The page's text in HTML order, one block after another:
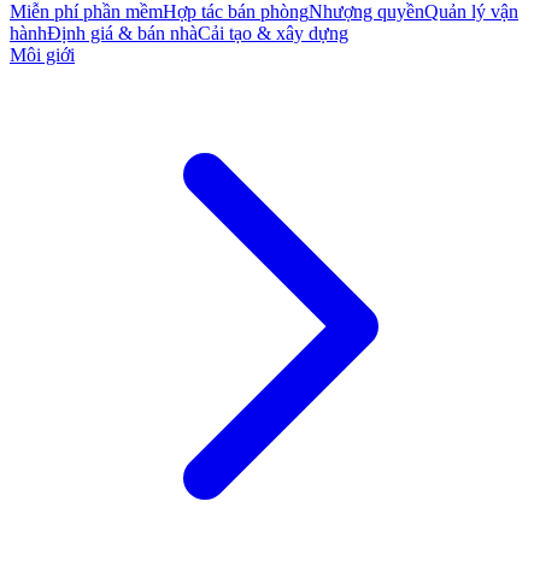
Miễn phí phần mềmHợp tác bán phòngNhượng quyềnQuản lý vận
hànhĐịnh giá & bán nhàCải tạo & xây dựng
Môi giới